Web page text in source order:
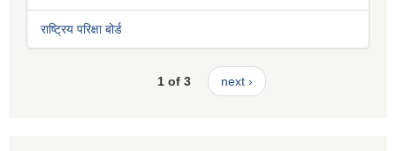
राष्ट्रिय परिक्षा बोर्ड
1 of 3 next ›